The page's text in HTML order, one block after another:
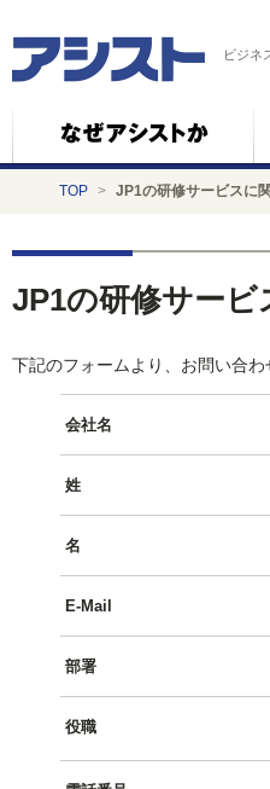
ビジネ
TOP > JP1の研修サービスに
JP1の研修サー
下記のフォームより、お問い合わ